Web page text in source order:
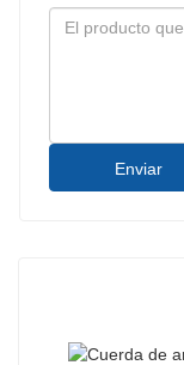
Enviar